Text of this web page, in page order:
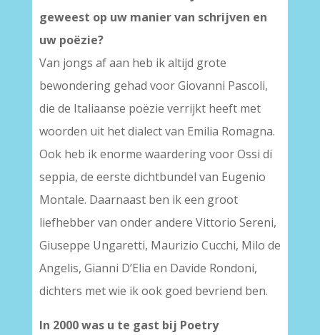
geweest op uw manier van schrijven en
uw poëzie?
Van jongs af aan heb ik altijd grote
bewondering gehad voor Giovanni Pascoli,
die de Italiaanse poëzie verrijkt heeft met
woorden uit het dialect van Emilia Romagna.
Ook heb ik enorme waardering voor Ossi di
seppia, de eerste dichtbundel van Eugenio
Montale. Daarnaast ben ik een groot
liefhebber van onder andere Vittorio Sereni,
Giuseppe Ungaretti, Maurizio Cucchi, Milo de
Angelis, Gianni D’Elia en Davide Rondoni,
dichters met wie ik ook goed bevriend ben.
In 2000 was u te gast bij Poetry